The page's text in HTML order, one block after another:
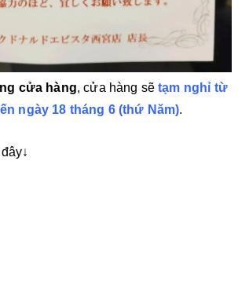
cửa hàng , cửa hàng sẽtạm nghỉ từ
ngày 18 tháng 6 (thứ Năm)